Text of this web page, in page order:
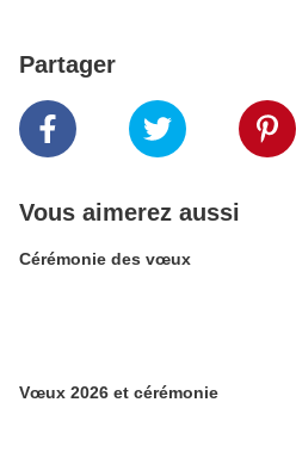
Partager
Vous aimerez aussi
Cérémonie des vœux
Vœux 2026 et cérémonie